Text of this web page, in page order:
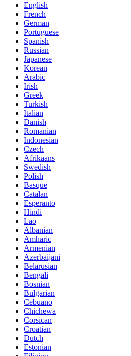
English
French
German
Portuguese
Spanish
Russian
Japanese
Korean
Arabic
Irish
Greek
Turkish
Italian
Danish
Romanian
Indonesian
Czech
Afrikaans
Swedish
Polish
Basque
Catalan
Esperanto
Hindi
Lao
Albanian
Amharic
Armenian
Azerbaijani
Belarusian
Bengali
Bosnian
Bulgarian
Cebuano
Chichewa
Corsican
Croatian
Dutch
Estonian